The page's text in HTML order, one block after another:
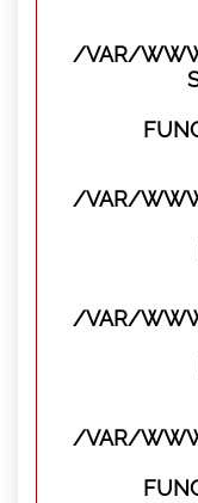
/VAR/
/VAR/
/VAR/
/VAR/